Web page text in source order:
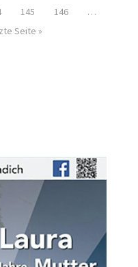
145 146
…
Seite »